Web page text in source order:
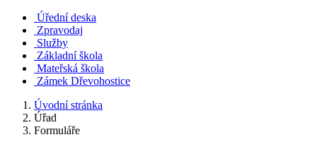
Úřední deska
Zpravodaj
Služby
Základní škola
Mateřská škola
Zámek Dřevohostice
Úvodní stránka
Úřad
Formuláře